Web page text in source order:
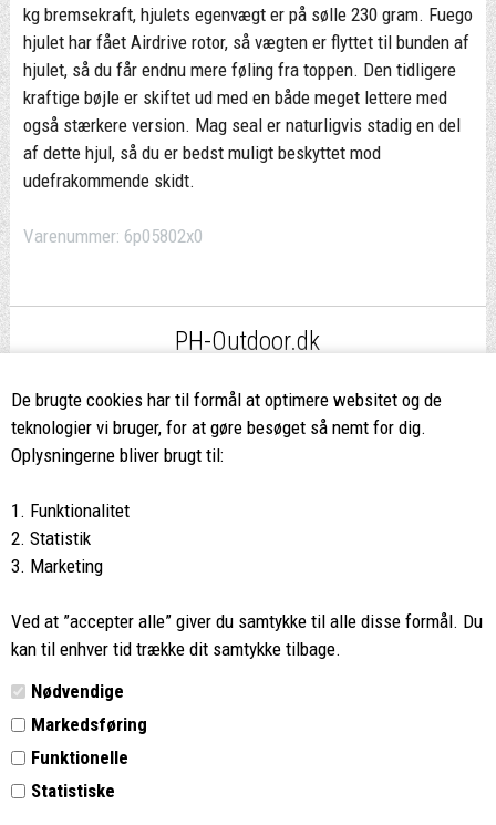
De brugte cookies har til formål at optimere websitet og de
teknologier vi bruger, for at gøre besøget så nemt for dig.
Oplysningerne bliver brugt til:
1. Funktionalitet
2. Statistik
3. Marketing
Ved at ”accepter alle” giver du samtykke til alle disse formål. Du
kan til enhver tid trække dit samtykke tilbage.
Nødvendige
Markedsføring
Funktionelle
Statistiske
kg bremsekraft, hjulets egenvægt er på sølle 230 gram. Fuego
hjulet har fået Airdrive rotor, så vægten er flyttet til bunden af
hjulet, så du får endnu mere føling fra toppen. Den tidligere
kraftige bøjle er skiftet ud med en både meget lettere med
også stærkere version. Mag seal er naturligvis stadig en del
af dette hjul, så du er bedst muligt beskyttet mod
udefrakommende skidt.
Varenummer: 6p05802x0
PH-Outdoor.dk
ved køb over 499,-*
8662 2113
Vi glæder os til at se dig